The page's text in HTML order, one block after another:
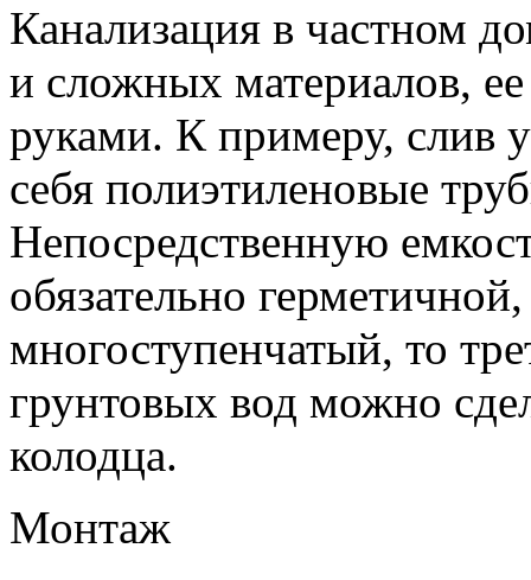
Канализация в частном
и сложных материалов,
руками. К примеру, слив
себя полиэтиленовые
Непосредственную
обязательно
многоступенчатый, то
грунтовых вод можно
колодца.
Монтаж